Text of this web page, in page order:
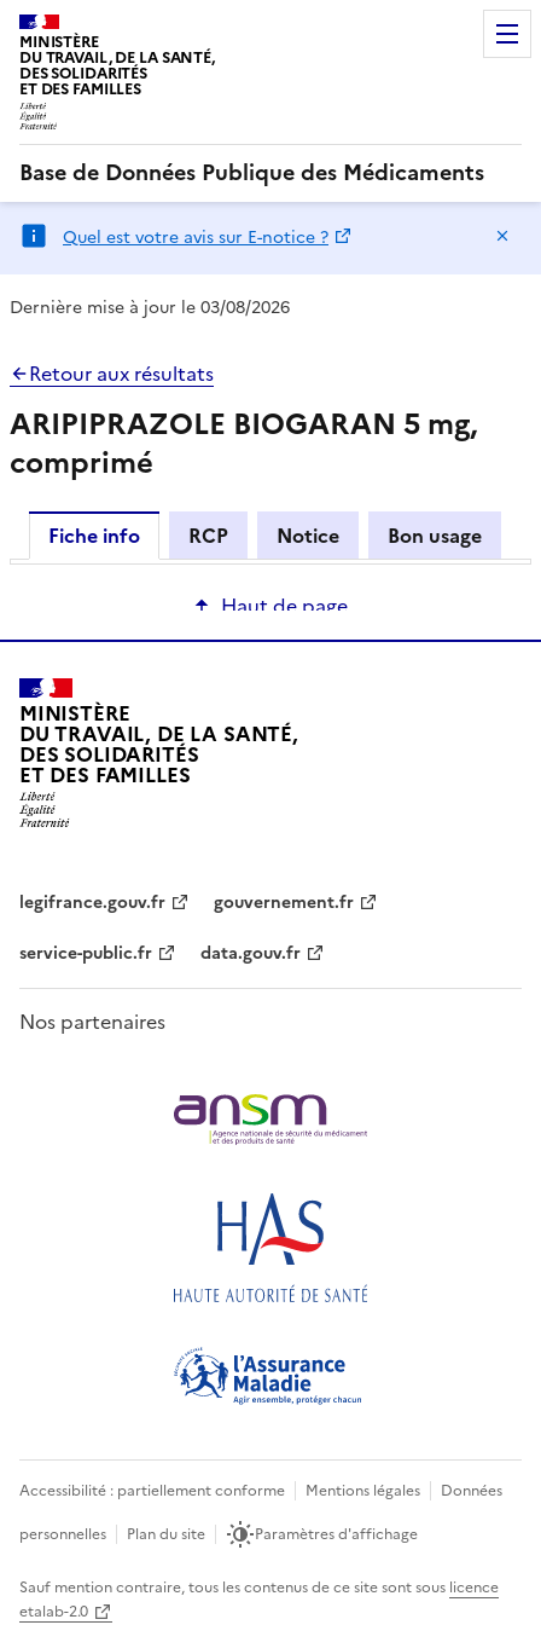
MINISTÈRE
DU TRAVAIL, DE LA SANTÉ,
DES SOLIDARITÉS
ET DES FAMILLES
Base de Données Publique des Médicaments
Quel est votre avis sur E-notice ?
Dernière mise à jour le 03/08/2026
Retour aux résultats
ARIPIPRAZOLE BIOGARAN 5 mg,
comprimé
Fiche info RCP Notice Bon usage
Haut de page
MINISTÈRE
DU TRAVAIL, DE LA SANTÉ,
DES SOLIDARITÉS
ET DES FAMILLES
legifrance.gouv.fr
gouvernement.fr
service-public.fr
data.gouv.fr
Nos partenaires
Accessibilité : partiellement conforme Mentions légales
Données
personnelles
Plan du site Paramètres d'affichage
Sauf mention contraire, tous les contenus de ce site sont sous licence
etalab-2.0